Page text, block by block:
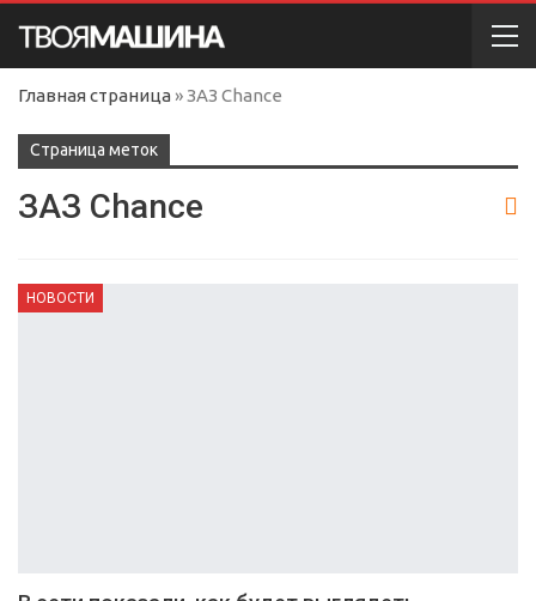
Главная страница »ЗАЗ Chance
Cтраница меток
ЗАЗ Chance
НОВОСТИ